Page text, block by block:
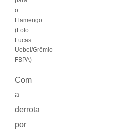
o
Flamengo.
(Foto:
Lucas
Uebel/Grêmio
FBPA)
Com
a
derrota
por